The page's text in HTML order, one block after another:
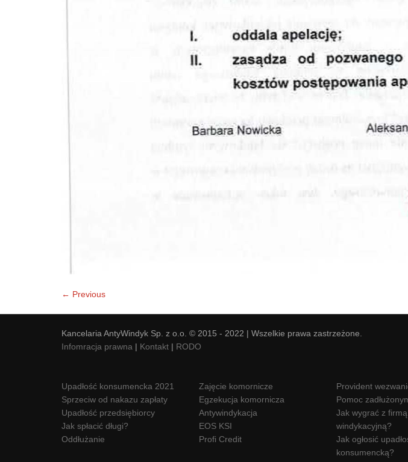
← Previous
Kancelaria AntyWindyk Sp. z o.o. © 2015 - 2022 | Wszelkie prawa zastrzeżone.
Infomracja prawna | Kontakt | RODO
Upadłość konsumencka 2021
Sprzeciw od nakazu zapłaty
Upadłość przedsiębiorcy
Jak spłacić długi?
Oddłużanie
Zajęcie komornicze
Egzekucja komornicza
Antywindykacja
EOS KSI
Profi Credit
Provident
Pomoc
Jak wygrać z firmą
windykacyjną?
Jak ogłosić
konsumencką?